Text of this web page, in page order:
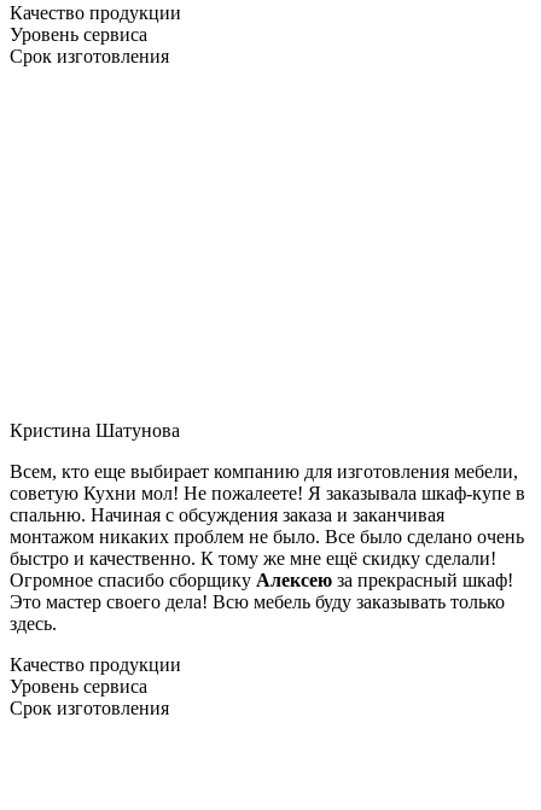
Качество продукции
Уровень сервиса
Срок изготовления
Кристина Шатунова
Всем, кто еще выбирает компанию для изготовления мебели,
советую Кухни мол! Не пожалеете! Я заказывала шкаф-купе в
спальню. Начиная с обсуждения заказа и заканчивая
монтажом никаких проблем не было. Все было сделано очень
быстро и качественно. К тому же мне ещё скидку сделали!
Огромное спасибо сборщику Алексею за прекрасный шкаф!
Это мастер своего дела! Всю мебель буду заказывать только
здесь.
Качество продукции
Уровень сервиса
Срок изготовления